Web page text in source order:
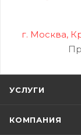
г. Москва,
УСЛУГИ
КОМПАНИЯ